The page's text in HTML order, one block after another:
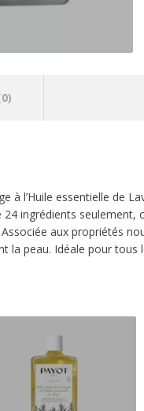
à l’Huile essentielle de
24 ingrédients
aux propriétés
la peau. Idéale pour